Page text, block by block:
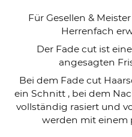
Für Gesellen &
Herrenfach
Der Fade cut ist
angesagten
Bei dem Fade cut
ein Schnitt , bei dem
vollständig rasiert und
werden mit einem